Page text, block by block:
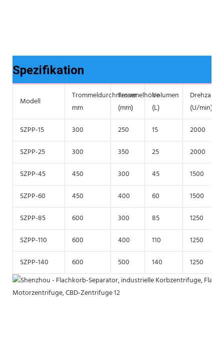
Spezifikation
Modell
Trommeldurchmesser
mm
Trommelhöhe
(mm)
Volumen
(L)
Drehzahl
(U/min)
SZPP-15
300 250 15
2000
SZPP-25
300 350 25
2000
SZPP-45
450 300 45
1500
SZPP-60
450 400 60
1500
SZPP-85
600 300 85
1250
SZPP-110
600 400 110
1250
SZPP-140
600 500 140 1250